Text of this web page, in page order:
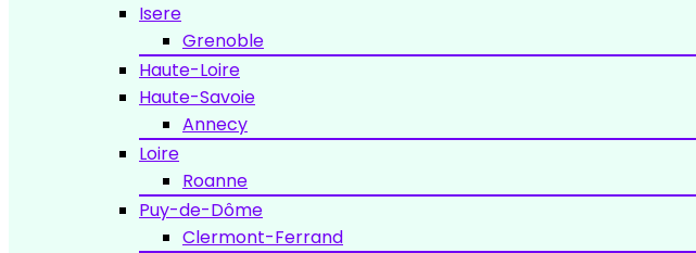
Isere
Grenoble
Haute-Loire
Haute-Savoie
Annecy
Loire
Roanne
Puy-de-Dôme
Clermont-Ferrand